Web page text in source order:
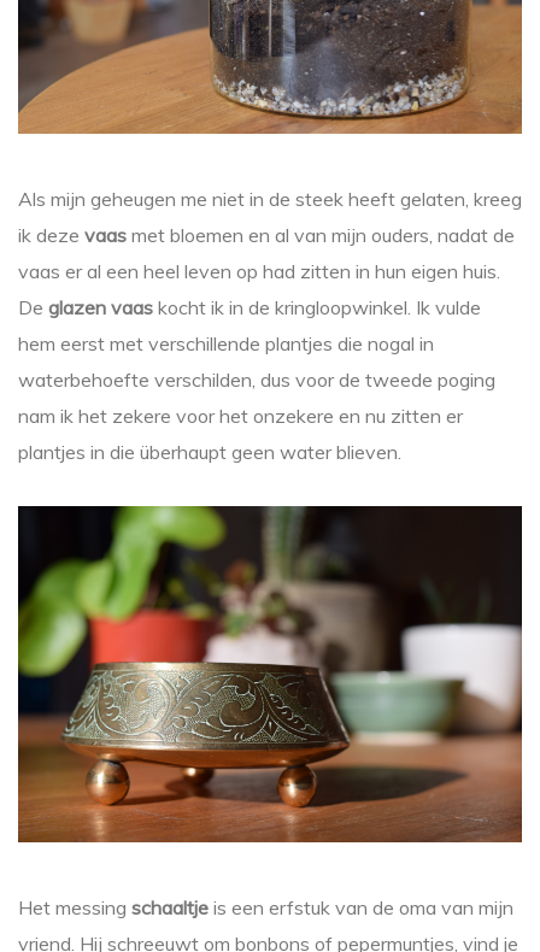
Als mijn geheugen me niet in de steek heeft gelaten, kreeg
ik deze vaas met bloemen en al van mijn ouders, nadat de
vaas er al een heel leven op had zitten in hun eigen huis.
De glazen vaas kocht ik in de kringloopwinkel. Ik vulde
hem eerst met verschillende plantjes die nogal in
waterbehoefte verschilden, dus voor de tweede poging
nam ik het zekere voor het onzekere en nu zitten er
plantjes in die überhaupt geen water blieven.
Het messing schaaltje is een erfstuk van de oma van mijn
vriend. Hij schreeuwt om bonbons of pepermuntjes, vind je